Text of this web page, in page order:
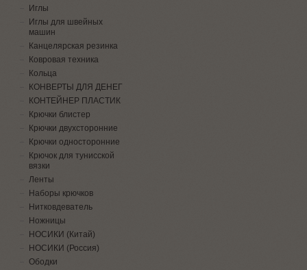
Иглы
Иглы для швейных
машин
Канцелярская резинка
Ковровая техника
Кольца
КОНВЕРТЫ ДЛЯ ДЕНЕГ
КОНТЕЙНЕР ПЛАСТИК
Крючки блистер
Крючки двухсторонние
Крючки односторонние
Крючок для тунисской
вязки
Ленты
Наборы крючков
Нитковдеватель
Ножницы
НОСИКИ (Китай)
НОСИКИ (Россия)
Ободки